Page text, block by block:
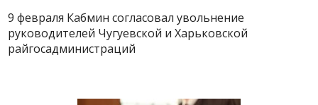
9 февраля Кабмин согласовал увольнение
руководителей Чугуевской и Харьковской
райгосадминистраций